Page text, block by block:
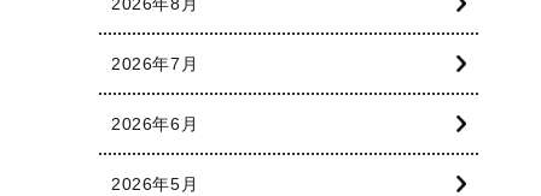
2026年8月
2026年7月
2026年6月
2026年5月